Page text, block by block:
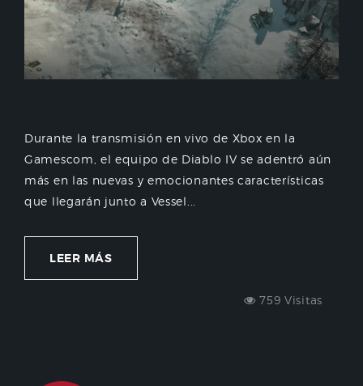
Durante la transmisión en vivo de Xbox en la
Gamescom, el equipo de Diablo IV se adentró aún
más en las nuevas y emocionantes características
que llegarán junto a Vessel...
LEER MÁS
759 Visitas